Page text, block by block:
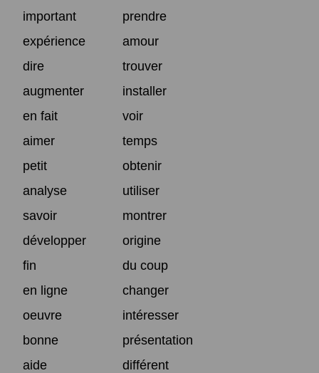
important
prendre
expérience
amour
dire
trouver
augmenter
installer
en fait
voir
aimer
temps
petit
obtenir
analyse
utiliser
savoir
montrer
développer
origine
fin
du coup
en ligne
changer
oeuvre
intéresser
bonne
présentation
aide
différent